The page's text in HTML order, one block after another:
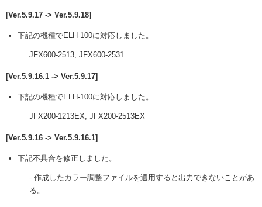
[Ver.5.9.17 -> Ver.5.9.18]
下記の機種でELH-100に対応しました。
JFX600-2513, JFX600-2531
[Ver.5.9.16.1 -> Ver.5.9.17]
下記の機種でELH-100に対応しました。
JFX200-1213EX, JFX200-2513EX
[Ver.5.9.16 -> Ver.5.9.16.1]
下記不具合を修正しました。
- 作成したカラー調整ファイルを適用すると出力できないことがあ
る。